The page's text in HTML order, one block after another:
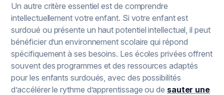
Un autre critère essentiel est de comprendre
intellectuellement votre enfant. Si votre enfant est
surdoué ou présente un haut potentiel intellectuel, il peut
bénéficier d’un environnement scolaire qui répond
spécifiquement à ses besoins. Les écoles privées offrent
souvent des programmes et des ressources adaptés
pour les enfants surdoués, avec des possibilités
d’accélérer le rythme d’apprentissage ou de sauter une